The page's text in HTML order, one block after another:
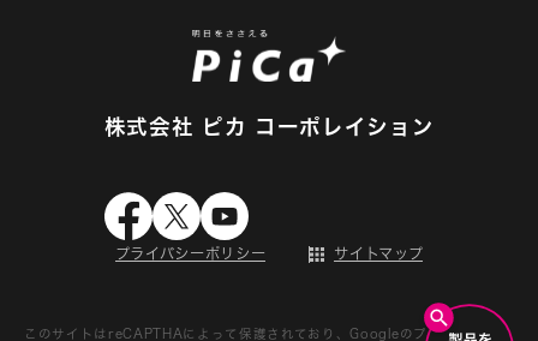
株式会社 ピカ コーポレイション
プライバシーポリシー サイトマップ
このサイトはreCAPTHAによって保護されており、Googleの プライバシーポ